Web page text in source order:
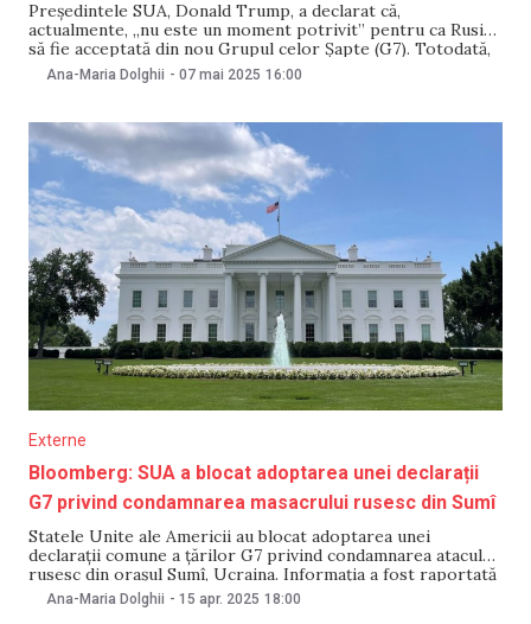
Președintele SUA, Donald Trump, a declarat că,
actualmente, „nu este un moment potrivit” pentru ca Rusia
să fie acceptată din nou Grupul celor Șapte (G7). Totodată,
el consideră că dacă statul rus nu ar fi fost exclus din acest
format, nu ar fi început invazia pe scară largă asupra
Ana-Maria Dolghii - 07 mai 2025 16:00
Externe
Bloomberg: SUA a blocat adoptarea unei declarații
G7 privind condamnarea masacrului rusesc din Sumî
Statele Unite ale Americii au blocat adoptarea unei
declarații comune a țărilor G7 privind condamnarea atacului
rusesc din orașul Sumî, Ucraina. Informația a fost raportată
pe 15 aprilie de publicația americană Bloomberg, care face
trimitere la surse familiarizate cu corespondența
Ana-Maria Dolghii - 15 apr. 2025 18:00